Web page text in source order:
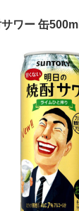
ワー 缶500ml